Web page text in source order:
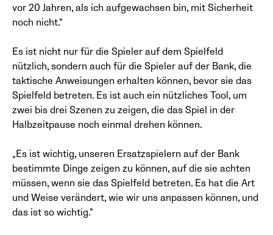
vor 20 Jahren, als ich aufgewachsen bin, mit Sicherheit
noch nicht.“
Es ist nicht nur für die Spieler auf dem Spielfeld
nützlich, sondern auch für die Spieler auf der Bank, die
taktische Anweisungen erhalten können, bevor sie das
Spielfeld betreten. Es ist auch ein nützliches Tool, um
zwei bis drei Szenen zu zeigen, die das Spiel in der
Halbzeitpause noch einmal drehen können.
„Es ist wichtig, unseren Ersatzspielern auf der Bank
bestimmte Dinge zeigen zu können, auf die sie achten
müssen, wenn sie das Spielfeld betreten. Es hat die Art
und Weise verändert, wie wir uns anpassen können, und
das ist so wichtig.“